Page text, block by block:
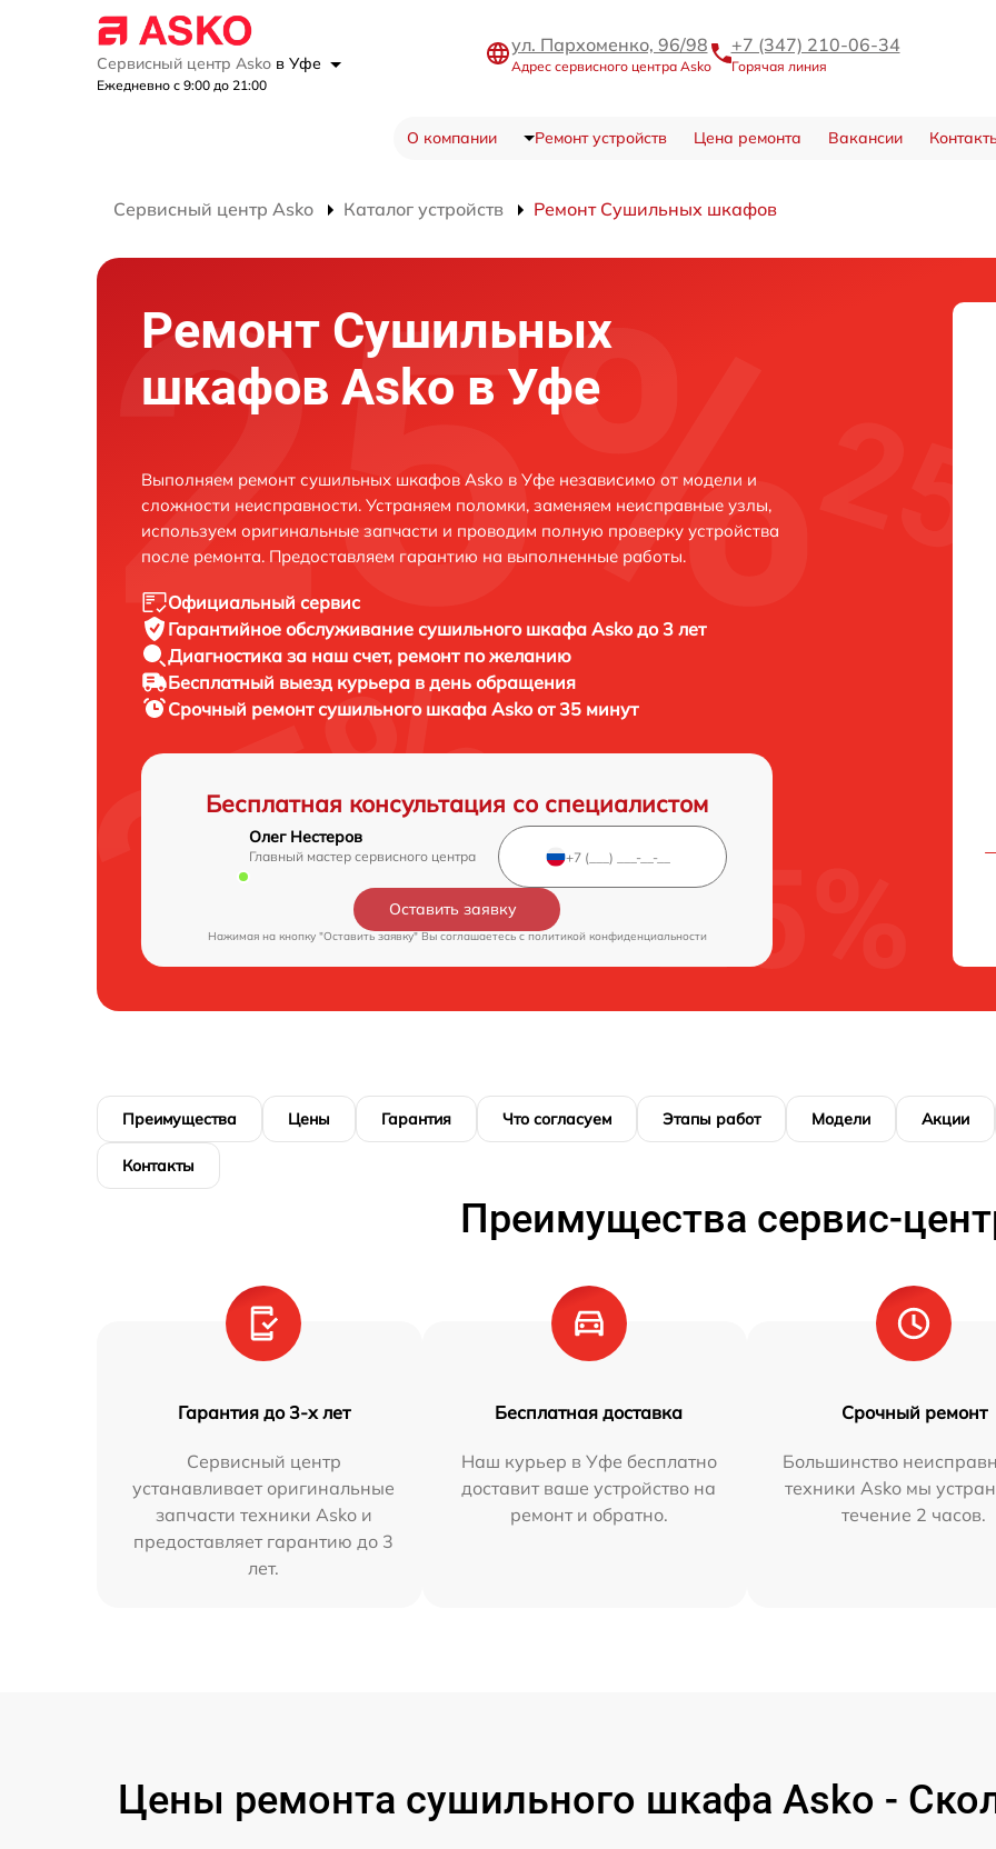
Сервисный центр Asko в Уфе
Ежедневно с 9:00 до 21:00
ул. Пархоменко, 96/98
Адрес сервисного центра Asko
+7 (347) 210-06-34
Горячая линия
О компании Ремонт устройств Цена ремонта Вакансии
Сервисный центр Asko Каталог устройств Ремонт Сушильных шкафов
Ремонт Сушильных
шкафов Asko в Уфе
Выполняем ремонт сушильных шкафов Asko в Уфе независимо от модели и
сложности неисправности. Устраняем поломки, заменяем неисправные узлы,
используем оригинальные запчасти и проводим полную проверку устройства
после ремонта. Предоставляем гарантию на выполненные работы.
Официальный сервис
Гарантийное обслуживание сушильного шкафа Asko до 3 лет
Диагностика за наш счет, ремонт по желанию
Бесплатный выезд курьера в день обращения
Срочный ремонтсушильного шкафа Asko от 35 минут
Бесплатная консультация со специалистом
Олег Нестеров
Главный мастер сервисного центра
Оставить заявку
Нажимая на кнопку "Оставить заявку" Вы соглашаетесь cполитикой конфиденциальности
Преимущества Цены Гарантия Что согласуем Этапы работ Модели Акции
Контакты
Преимущества сервис-
Гарантия до 3-х лет
Сервисный центр
устанавливает оригинальные
запчасти техники Asko и
предоставляет гарантию до 3
лет.
Бесплатная доставка
Наш курьер в Уфе бесплатно
доставит ваше устройство на
ремонт и обратно.
Срочный ремонт
Большинство
техники Asko мы
течение 2 часов.
Цены ремонта сушильного шкафа Asko -